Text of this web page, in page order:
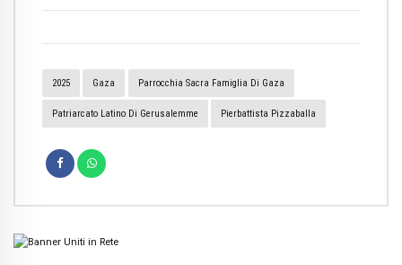
2025 Gaza Parrocchia Sacra Famiglia Di Gaza
Patriarcato Latino Di Gerusalemme Pierbattista Pizzaballa